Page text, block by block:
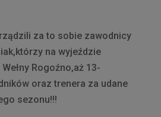
za to sobie zawodnicy
na wyjeździe
Rogoźno,aż 13-
oraz trenera za udane
sezonu!!!